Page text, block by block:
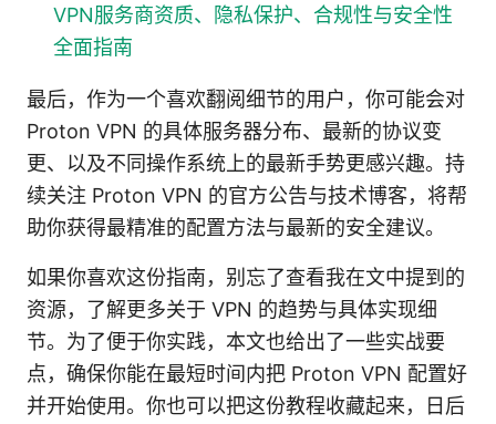
VPN服务商资质、隐私保护、合规性与安全性
全面指南
最后，作为一个喜欢翻阅细节的用户，你可能会对
Proton VPN 的具体服务器分布、最新的协议变
更、以及不同操作系统上的最新手势更感兴趣。持
续关注 Proton VPN 的官方公告与技术博客，将帮
助你获得最精准的配置方法与最新的安全建议。
如果你喜欢这份指南，别忘了查看我在文中提到的
资源，了解更多关于 VPN 的趋势与具体实现细
节。为了便于你实践，本文也给出了一些实战要
点，确保你能在最短时间内把 Proton VPN 配置好
并开始使用。你也可以把这份教程收藏起来，日后